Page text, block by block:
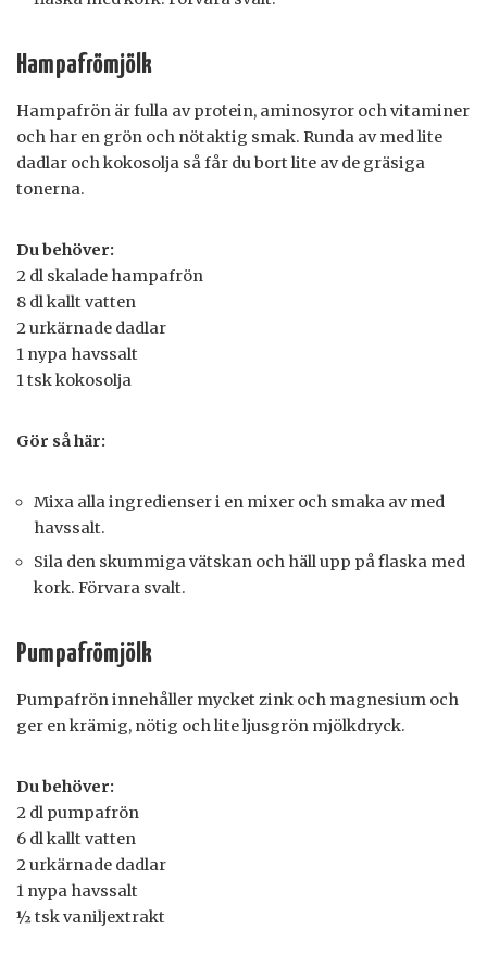
Hampafrömjölk
Hampafrön är fulla av protein, aminosyror och vitaminer
och har en grön och nötaktig smak. Runda av med lite
dadlar och kokosolja så får du bort lite av de gräsiga
tonerna.
Du behöver:
2 dl skalade hampafrön
8 dl kallt vatten
2 urkärnade dadlar
1 nypa havssalt
1 tsk kokosolja
Gör så här:
Mixa alla ingredienser i en mixer och smaka av med
havssalt.
Sila den skummiga vätskan och häll upp på flaska med
kork. Förvara svalt.
Pumpafrömjölk
Pumpafrön innehåller mycket zink och magnesium och
ger en krämig, nötig och lite ljusgrön mjölkdryck.
Du behöver:
2 dl pumpafrön
6 dl kallt vatten
2 urkärnade dadlar
1 nypa havssalt
½ tsk vaniljextrakt